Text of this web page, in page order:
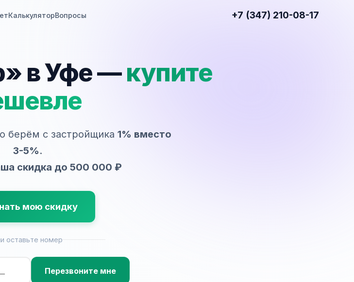
КалькуляторВопросы +7 (347) 210-08-17
в Уфе —купите
берём с застройщика 1% вместо
3-5%.
скидка до 500 000 ₽
мою скидку
оставьте номер
Перезвоните мне